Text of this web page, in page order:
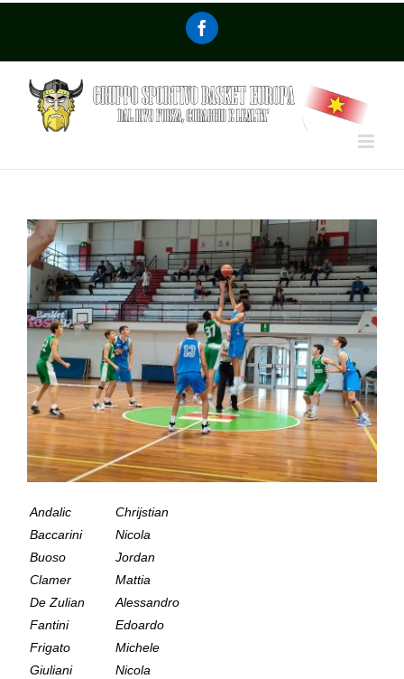
Andalic
Chrijstian
Baccarini
Nicola
Buoso
Jordan
Clamer
Mattia
De Zulian
Alessandro
Fantini
Edoardo
Frigato
Michele
Giuliani
Nicola